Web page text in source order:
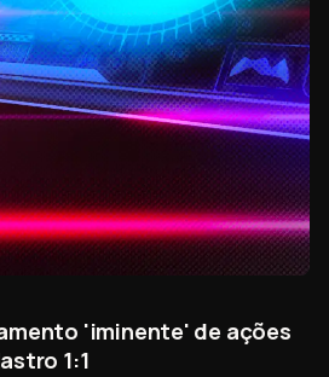
'iminente' de ações
1:1